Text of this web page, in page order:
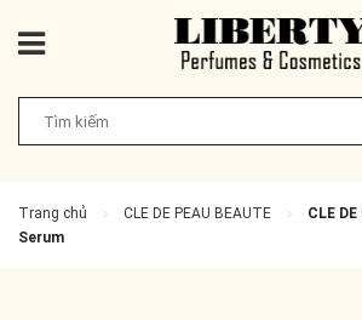
Trang chủ CLE DE PEAU BEAUTE
CLE
Serum